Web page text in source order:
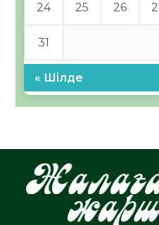
24 25 26
31
« Шілде